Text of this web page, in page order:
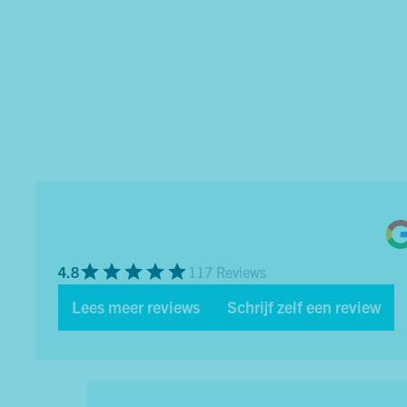
4.8 117 Reviews
Lees meer reviews Schrijf zelf een review